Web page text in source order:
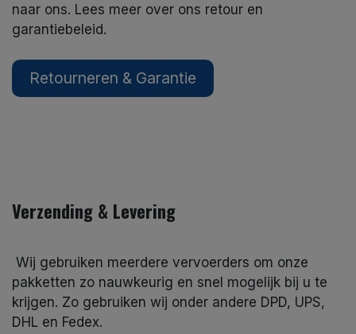
naar ons. Lees meer over ons retour en
garantiebeleid.
Retourneren & Garantie
Verzending & Levering
Wij gebruiken meerdere vervoerders om onze
pakketten zo nauwkeurig en snel mogelijk bij u te
krijgen. Zo gebruiken wij onder andere DPD, UPS,
DHL en Fedex.